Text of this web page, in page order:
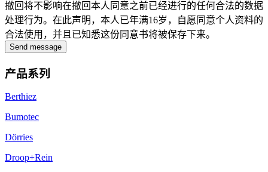
撤回将不影响在撤回本人同意之前已经进行的任何合法的数据
处理行为。在此声明，本人已年满16岁，自愿同意个人资料的
合法使用，并且已知悉这份同意书将被保存下来。
Send message
产品系列
Berthiez
Bumotec
Dörries
Droop+Rein